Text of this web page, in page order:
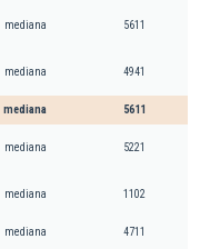
mediana 5611
mediana 4941
mediana 5611
mediana 5221
mediana 1102
mediana 4711